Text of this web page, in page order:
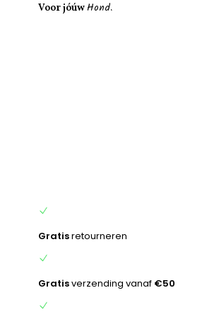
Voor jóúwHond.
Gratisretourneren
Gratisverzending vanaf €50